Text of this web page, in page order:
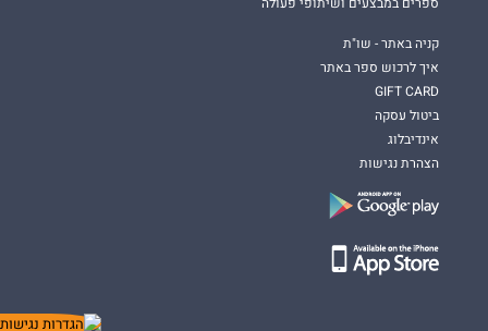
קניה באתר - שו"ת
איך לרכוש ספר באתר
GIFT CARD
ביטול עסקה
אינדיבלוג
הצהרת נגישות